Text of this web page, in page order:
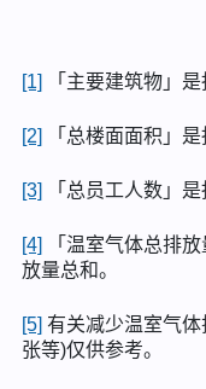
[1] 「主要建筑物」
[2] 「总楼面面积」
[3] 「总员工人数」
[4]
「温室气体总排
放量总和。
[5] 有关减少温室气
张等)仅供参考。